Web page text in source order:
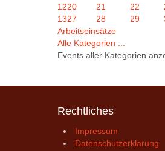
1220 21 22
1327 28 29
Arbeitseinsätze
Alle Kategorien ...
Events aller Kategorien
Rechtliches
Impressum
Datenschutzerklärung